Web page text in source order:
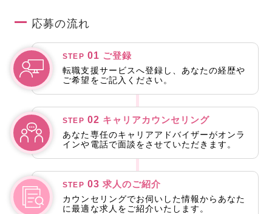
応募の流れ
STEP 01 ご登録
転職支援サービスへ登録し、あなたの経歴や
ご希望をご記入ください。
STEP 02 キャリアカウンセリング
あなた専任のキャリアアドバイザーがオンラ
インや電話で面談をさせていただきます。
STEP 03 求人のご紹介
カウンセリングでお伺いした情報からあなた
に最適な求人をご紹介いたします。